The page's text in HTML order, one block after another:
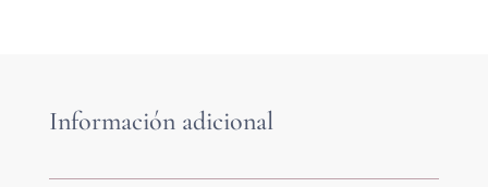
Información adicional